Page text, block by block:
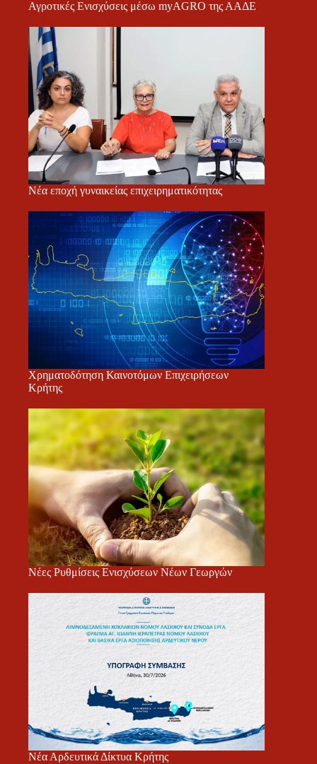
Αγροτικές Ενισχύσεις μέσω myAGRO της ΑΑΔΕ
Νέα εποχή γυναικείας επιχειρηματικότητας
Χρηματοδότηση Καινοτόμων Επιχειρήσεων
Κρήτης
Νέες Ρυθμίσεις Ενισχύσεων Νέων Γεωργών
Νέα Αρδευτικά Δίκτυα Κρήτης